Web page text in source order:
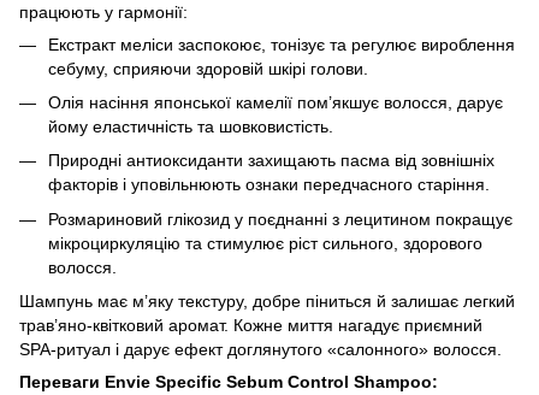
працюють у гармонії:
Екстракт меліси заспокоює, тонізує та регулює вироблення
себуму, сприяючи здоровій шкірі голови.
Олія насіння японської камелії пом’якшує волосся, дарує
йому еластичність та шовковистість.
Природні антиоксиданти захищають пасма від зовнішніх
факторів і уповільнюють ознаки передчасного старіння.
Розмариновий глікозид у поєднанні з лецитином покращує
мікроциркуляцію та стимулює ріст сильного, здорового
волосся.
Шампунь має м’яку текстуру, добре піниться й залишає легкий
трав’яно-квітковий аромат. Кожне миття нагадує приємний
SPA-ритуал і дарує ефект доглянутого «салонного» волосся.
Переваги Envie Specific Sebum Control Shampoo: